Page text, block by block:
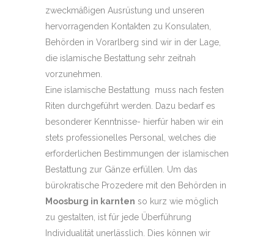
zweckmäßigen Ausrüstung und unseren
hervorragenden Kontakten zu Konsulaten,
Behörden in Vorarlberg sind wir in der Lage,
die islamische Bestattung sehr zeitnah
vorzunehmen.
Eine islamische Bestattung muss nach festen
Riten durchgeführt werden. Dazu bedarf es
besonderer Kenntnisse- hierfür haben wir ein
stets professionelles Personal, welches die
erforderlichen Bestimmungen der islamischen
Bestattung zur Gänze erfüllen. Um das
bürokratische Prozedere mit den Behörden in
Moosburg in karnten so kurz wie möglich
zu gestalten, ist für jede Überführung
Individualität unerlässlich. Dies können wir